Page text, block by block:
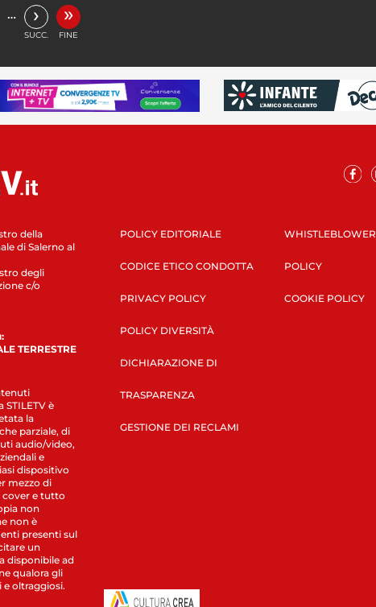
… ›
SUCC.
»
FINE
della
di Salerno al
degli
c/o
TERRESTRE
è
la
parziale, di
audio/video,
e
dispositivo
mezzo di
cover e tutto
non
non è
presenti sul
un
disponibile ad
qualora gli
e oltraggiosi.
POLICY EDITORIALE
CODICE ETICO CONDOTTA
PRIVACY POLICY
POLICY DIVERSITÀ
DICHIARAZIONE DI
TRASPARENZA
GESTIONE DEI RECLAMI
WHISTLEBLOWER
POLICY
COOKIE POLICY